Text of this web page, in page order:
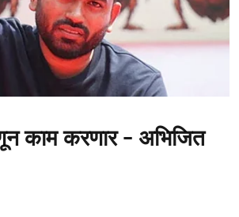
काम करणार - अभिजित